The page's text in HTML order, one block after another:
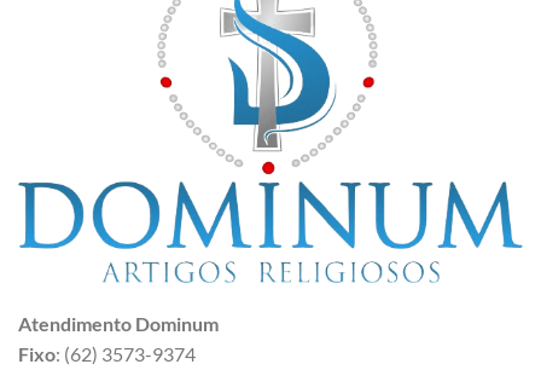
Atendimento Dominum
Fixo: (62) 3573-9374